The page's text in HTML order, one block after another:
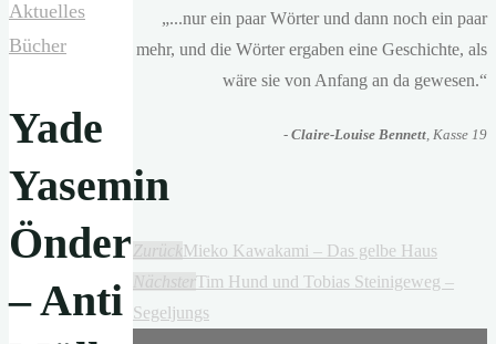
Aktuelles
Bücher
Yade
Yasemin
Önder
– Anti
„...nur ein paar Wörter und dann noch ein paar
mehr, und die Wörter ergaben eine Geschichte, als
wäre sie von Anfang an da gewesen.“
- Claire-Louise Bennett, Kasse 19
ZurückMieko Kawakami – Das gelbe Haus
NächsterTim Hund und Tobias Steinigeweg –
Segeljungs